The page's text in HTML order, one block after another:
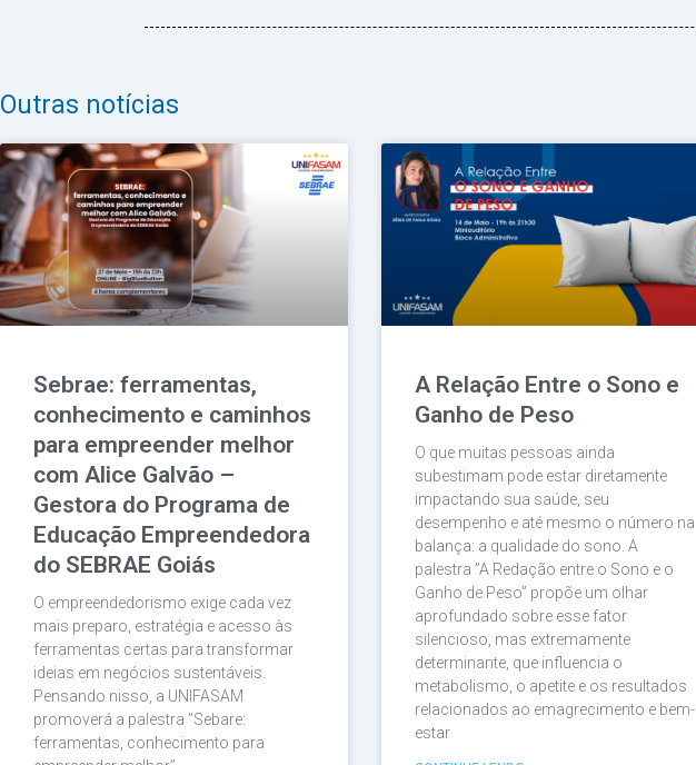
Outras notícias
Sebrae: ferramentas,
conhecimento e caminhos
para empreender melhor
com Alice Galvão –
Gestora do Programa de
Educação Empreendedora
do SEBRAE Goiás
O empreendedorismo exige cada vez
mais preparo, estratégia e acesso às
ferramentas certas para transformar
ideias em negócios sustentáveis.
Pensando nisso, a UNIFASAM
promoverá a palestra ”Sebare:
ferramentas, conhecimento para
A Relação Entre o Sono e
Ganho de Peso
O que muitas pessoas ainda
subestimam pode estar diretamente
impactando sua saúde, seu
desempenho e até mesmo o número na
balança: a qualidade do sono. A
palestra ”A Redação entre o Sono e o
Ganho de Peso” propõe um olhar
aprofundado sobre esse fator
silencioso, mas extremamente
determinante, que influencia o
metabolismo, o apetite e os resultados
relacionados ao emagrecimento e bem-
estar
PáginaPáginaPáginaPágina